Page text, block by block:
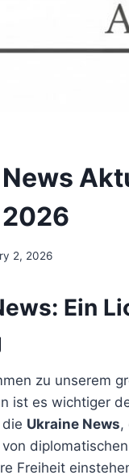
2, 2026
Ein
zu unserem
ist es wichtiger
Ukraine News,
Freiheit